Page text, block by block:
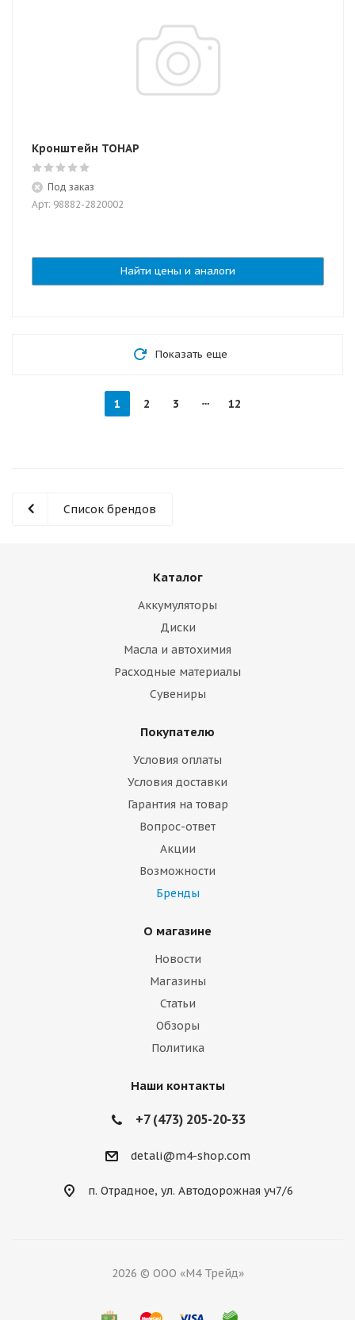
Кронштейн ТОНАР
Под заказ
Арт: 98882-2820002
Найти цены и аналоги
Показать еще
1 2 3 12
Список брендов
Каталог
Аккумуляторы
Диски
Масла и автохимия
Расходные материалы
Сувениры
Покупателю
Условия оплаты
Условия доставки
Гарантия на товар
Вопрос-ответ
Акции
Возможности
Бренды
О магазине
Новости
Магазины
Статьи
Обзоры
Политика
Наши контакты
+7 (473) 205-20-33
detali@m4-shop.com
п. Отрадное, ул. Автодорожная уч7/6
2026 © ООО «М4 Трейд»